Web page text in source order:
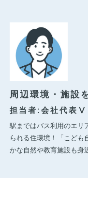
周辺環境・施設
担当者:会社代表Ⅴ
駅まではバス利用のエリ
られる住環境！「こども
かな自然や教育施設も身